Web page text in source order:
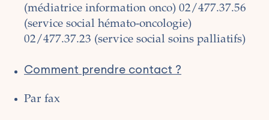
(médiatrice information onco) 02/477.37.56
(service social hémato-oncologie)
02/477.37.23 (service social soins palliatifs)
Comment prendre contact ?
Par fax